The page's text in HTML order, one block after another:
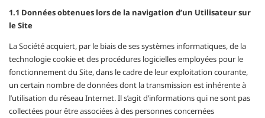
1.1 Données obtenues lors de la navigation d’un Utilisateur sur
le Site
La Société acquiert, par le biais de ses systèmes informatiques, de la
technologie cookie et des procédures logicielles employées pour le
fonctionnement du Site, dans le cadre de leur exploitation courante,
un certain nombre de données dont la transmission est inhérente à
l’utilisation du réseau Internet. Il s’agit d’informations qui ne sont pas
collectées pour être associées à des personnes concernées